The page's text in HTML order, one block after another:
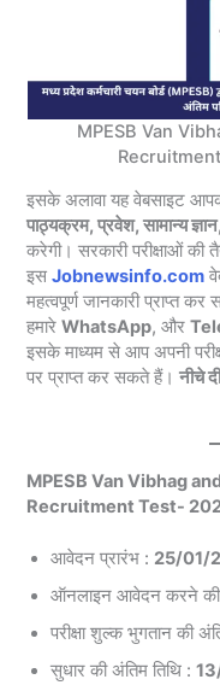
MPESB Van
इसके अलावा यह वेबसाइट
पाठ्यक्रम, प्रवेश, सामान्य
करेगी। सरकारी परीक्षाओं की
इसJobnewsinfo.com
महत्वपूर्ण जानकारी प्राप्त
हमारेWhatsApp, और
इसके माध्यम से आप अपनी
पर प्राप्त कर सकते हैं।नीचे
MPESB Van Vibhag
Recruitment Test- 2023
आवेदन प्रारंभ : 25/01/
ऑनलाइन आवेदन करने की
परीक्षा शुल्क भुगतान की
सुधार की अंतिम तिथि :